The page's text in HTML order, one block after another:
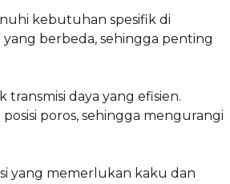
kebutuhan spesifik di
berbeda, sehingga penting
daya yang efisien.
poros, sehingga mengurangi
yang memerlukan kaku dan